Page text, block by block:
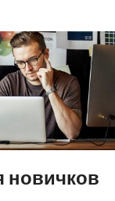
новичков